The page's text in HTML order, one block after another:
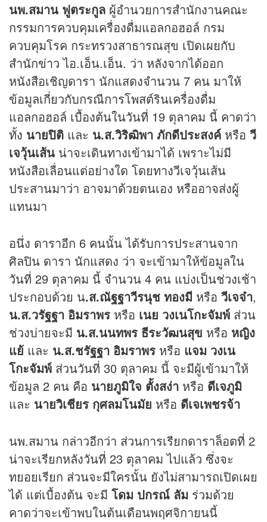
นพ.สมาน ฟูตระกูล ผู้อำนวยการสำนักงานคณะ
กรรมการควบคุมเครื่องดื่มแอลกอฮอล์ กรม
ควบคุมโรค กระทรวงสาธารณสุข เปิดเผยกับ
สำนักข่าวไอ.เอ็น.เอ็น. ว่า หลังจากได้ออก
หนังสือเชิญดารา นักแสดงจำนวน 7 คน มาให้
ข้อมูลเกี่ยวกับกรณีการโพสต์รินเครื่องดื่ม
แอลกอฮอล์ เบื้องต้นในวันที่ 19 ตุลาคม นี้ คาดว่า
ทั้ง นายปิติ และ น.ส.วิริฒิพา ภักดีประสงค์ หรือ วี
เจวุ้นเส้น น่าจะเดินทางเข้ามาได้ เพราะไม่มี
หนังสือเลื่อนแต่อย่างใด โดยทางวีเจวุ้นเส้น
ประสานมาว่า อาจมาด้วยตนเอง หรืออาจส่งผู้
แทนมา
อนึ่ง ดาราอีก 6 คนนั้น ได้รับการประสานจาก
ศิลปิน ดารา นักแสดง ว่า จะเข้ามาให้ข้อมูลใน
วันที่ 29 ตุลาคม นี้ จำนวน 4 คน แบ่งเป็นช่วงเช้า
ประกอบด้วย น.ส.ณัฐฐาวีรนุช ทองมี หรือ วีเจจ๋า,
น.ส.วรัฐฐา อิมราพร หรือ เนย วงเนโกะจัมพ์ ส่วน
ช่วงบ่ายจะมี น.ส.นนทพร ธีระวัฒนสุข หรือ หญิง
แย้ และ น.ส.ชรัฐฐา อิมราพร หรือ แจม วงเน
โกะจัมพ์ ส่วนวันที่ 30 ตุลาคม นี้ จะมีผู้เข้ามาให้
ข้อมูล 2 คน คือ นายภูมิใจ ตั้งสง่า หรือ ดีเจภูมิ
และ นายวิเชียร กุศลมโนมัย หรือ ดีเจเพชรจ้า
นพ.สมาน กล่าวอีกว่า ส่วนการเรียกดาราล็อตที่ 2
น่าจะเรียกหลังวันที่ 23 ตุลาคม ไปแล้ว ซึ่งจะ
ทยอยเรียก ส่วนจะมีใครนั้น ยังไม่สามารถเปิดเผย
ได้ แต่เบื้องต้น จะมี โดม ปกรณ์ ลัม ร่วมด้วย
คาดว่าจะเข้าพบในต้นเดือนพฤศจิกายนนี้